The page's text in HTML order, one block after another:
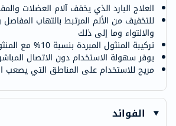
العلاج البارد الذي يخفف آلام العضلات
للتخفيف من الألم المرتبط بالتهاب
والالتواء وما إلى ذلك
تركيبة المنثول المبردة بنسبة 10% مع المنثول
يوفر سهولة الاستخدام دون الاتصال
مريح للاستخدام على المناطق التي يصعب
الفوائد